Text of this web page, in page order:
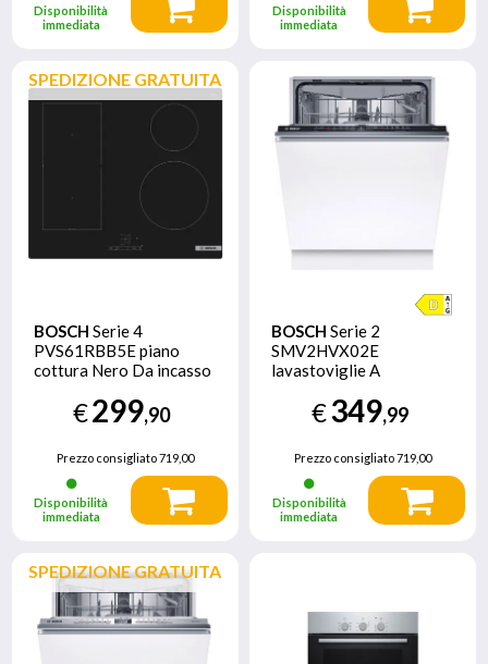
Disponibilità
immediata
Disponibilità
immediata
SPEDIZIONE GRATUITA
BOSCH Serie 4
PVS61RBB5E piano
cottura Nero Da incasso
induzione 4 Fornello(i)
€299,90
Prezzo consigliato719,00
Disponibilità
immediata
BOSCH Serie 2
SMV2HVX02E
lavastoviglie A
coperti D
€349,99
Prezzo consigliato719,00
Disponibilità
immediata
SPEDIZIONE GRATUITA